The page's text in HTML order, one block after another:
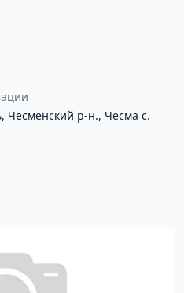
Чесменский р-н., Чесма с.